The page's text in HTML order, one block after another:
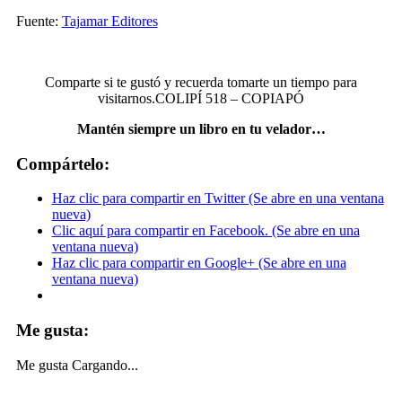
Fuente: Tajamar Editores
Comparte si te gustó y recuerda tomarte un tiempo para
visitarnos.COLIPÍ 518 – COPIAPÓ
Mantén siempre un libro en tu velador…
Compártelo:
Haz clic para compartir en Twitter (Se abre en una ventana
nueva)
Clic aquí para compartir en Facebook. (Se abre en una
ventana nueva)
Haz clic para compartir en Google+ (Se abre en una
ventana nueva)
Me gusta:
Me gusta Cargando...